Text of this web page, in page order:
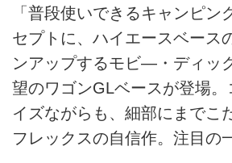
「普段使いできるキャンピン
セプトに、ハイエースベース
ンアップするモビ―・ディッ
望のワゴンGLベースが登場
イズながらも、細部にまでこ
フレックスの自信作。注目の